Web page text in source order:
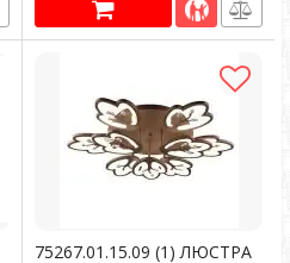
75267.01.15.09 (1) ЛЮСТРА